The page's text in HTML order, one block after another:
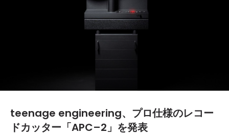
teenage engineering、プロ仕様のレコー
ドカッター「APC–2」を発表